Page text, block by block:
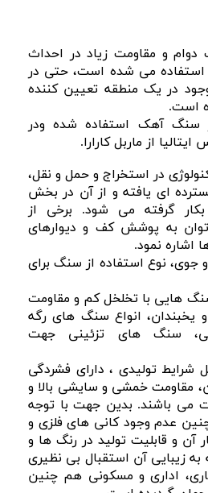
دوام و مقاومت زیاد در احداث
استفاده می شده است، حتی در
در یک منطقه تعیین کننده
است.
سنگ آهک استفاده شده ودر
از ماربل کارارا.
در استخراج و حمل و نقل،
ای یافته و از آن در بخش
گرفته می شود. برخی از
به پوشش کف و دیوارهای
اشاره نمود.
جوی، نوع استفاده از سنگ برای
هایی با تخلخل کم و مقاومت
یخبندان، انواع سنگ های رگه
سنگ های تزئینی جهت
شرایط تولیدی ، دارای فشردگی
مقاومت خمشی و سایشی بالا و
می باشند. بدین جهت با توجه
عدم وجود کانی های فلزی و
آن و قابلیت تولید در رنگ ها و
زیبایی آن استقبال بی نظیری
اداری و مسکونی هم چنین